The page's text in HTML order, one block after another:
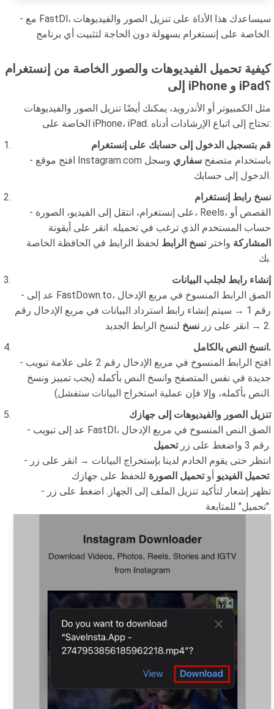
- مع FastDl، سيساعدك هذا الأداة على تنزيل الصور والفيديوهات
الخاصة على إنستغرام بسهولة دون الحاجة لتثبيت أي برنامج.
كيفية تحميل الفيديوهات والصور الخاصة من إنستغرام
إلى iPhone و iPad؟
مثل الكمبيوتر أو الأندرويد، يمكنك أيضًا تنزيل الصور والفيديوهات
الخاصة على iPhone، iPad. تحتاج إلى اتباع الإرشادات أدناه:
قم بتسجيل الدخول إلى حسابك على إنستغرام
- افتح موقع Instagram.com باستخدام متصفح سفاري وسجل
الدخول إلى حسابك.
نسخ رابط إنستغرام
- على إنستغرام، انتقل إلى الفيديو، الصورة، Reels، القصص أو
حساب المستخدم الذي ترغب في تحميله. انقر على أيقونة
المشاركة واختر نسخ الرابط لحفظ الرابط في الحافظة الخاصة
بك.
إنشاء رابط لجلب البيانات
- عد إلى FastDown.to، الصق الرابط المنسوخ في مربع الإدخال
رقم 1 → سيتم إنشاء رابط استرداد البيانات في مربع الإدخال رقم
2 → انقر على زر
نسخ
لنسخ الرابط الجديد.
انسخ النص بالكامل.
- افتح الرابط المنسوخ في مربع الإدخال رقم 2 على علامة تبويب
جديدة في نفس المتصفح وانسخ النص بأكمله (يجب تمييز ونسخ
النص بأكمله، وإلا فإن عملية استخراج البيانات ستفشل).
تنزيل الصور والفيديوهات إلى جهازك
- عد إلى تبويب FastDl، الصق النص المنسوخ في مربع الإدخال
رقم 3 واضغط على زر
تحميل
.
- انتظر حتى يقوم الخادم لدينا بإستخراج البيانات → انقر على زر
تحميل الفيديو أوتحميل الصورة
للحفظ على جهازك.
- تظهر إشعار لتأكيد تنزيل الملف إلى الجهاز. اضغط على زر
"تحميل" للمتابعة.